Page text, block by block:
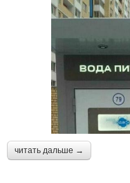
читать дальше →